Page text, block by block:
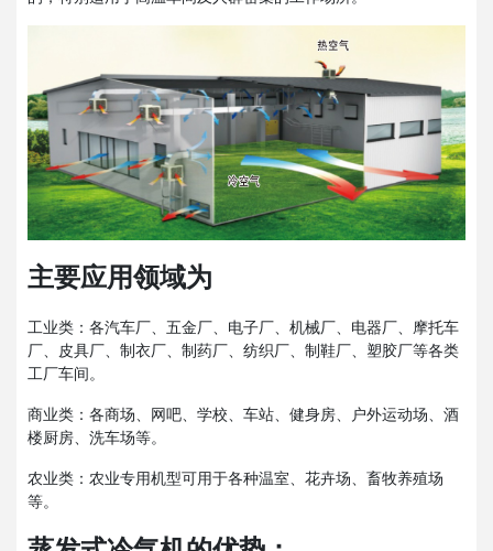
主要应用领域为
工业类：各汽车厂、五金厂、电子厂、机械厂、电器厂、摩托车
厂、皮具厂、制衣厂、制药厂、纺织厂、制鞋厂、塑胶厂等各类
工厂车间。
商业类：各商场、网吧、学校、车站、健身房、户外运动场、酒
楼厨房、洗车场等。
农业类：农业专用机型可用于各种温室、花卉场、畜牧养殖场
等。